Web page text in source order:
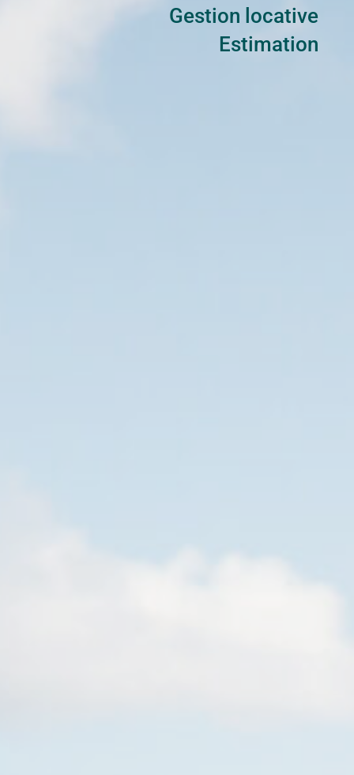
Gestion locative
Estimation